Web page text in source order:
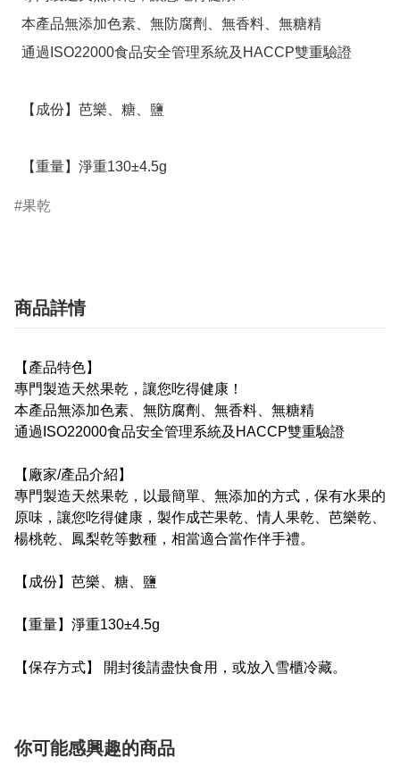
  【重量】淨重130±4.5g
果乾
商品詳情
【產品特色】
專門製造天然果乾，讓您吃得健康！
本產品無添加色素、無防腐劑、無香料、無糖精
通過ISO22000食品安全管理系統及HACCP雙重驗證
【廠家/產品介紹】
專門製造天然果乾，以最簡單、無添加的方式，保有水果的
原味，讓您吃得健康，製作成芒果乾、情人果乾、芭樂乾、
楊桃乾、鳳梨乾等數種，相當適合當作伴手禮。
【成份】芭樂、糖、鹽
【重量】淨重130±4.5g
【保存方式】 開封後請盡快食用，或放入雪櫃冷藏。
你可能感興趣的商品